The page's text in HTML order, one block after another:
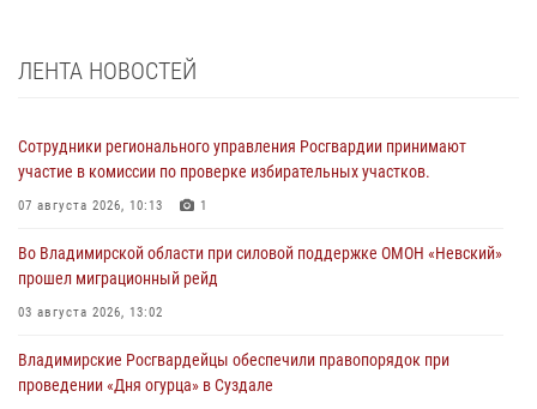
ЛЕНТА НОВОСТЕЙ
Сотрудники регионального управления Росгвардии принимают
участие в комиссии по проверке избирательных участков.
07 августа 2026, 10:13 1
Во Владимирской области при силовой поддержке ОМОН «Невский»
прошел миграционный рейд
03 августа 2026, 13:02
Владимирские Росгвардейцы обеспечили правопорядок при
проведении «Дня огурца» в Суздале